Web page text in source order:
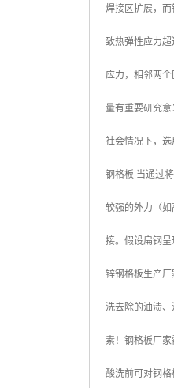
焊接区扩展，
致热弹性应力
应力，相邻两
量有重要研究
社会情况下，选
钢格板 当通过
较强的外力（
接。假设扁钢
锌钢格板生产
洗去除的油渍
素！钢格板厂
酸洗前可对钢